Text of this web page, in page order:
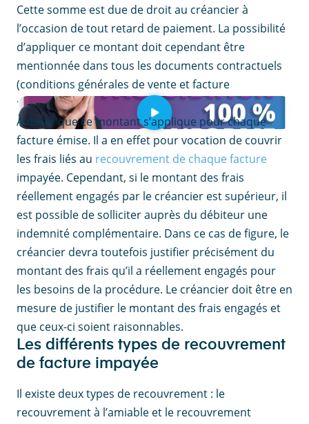
Cette somme est due de droit au créancier à
l’occasion de tout retard de paiement. La possibilité
d’appliquer ce montant doit cependant être
mentionnée dans tous les documents contractuels
(conditions générales de vente et facture
notamment).
À noter que ce montant s’applique pour chaque
facture émise. Il a en effet pour vocation de couvrir
les frais liés au recouvrement de chaque facture
impayée. Cependant, si le montant des frais
réellement engagés par le créancier est supérieur, il
est possible de solliciter auprès du débiteur une
indemnité complémentaire. Dans ce cas de figure, le
créancier devra toutefois justifier précisément du
montant des frais qu’il a réellement engagés pour
les besoins de la procédure. Le créancier doit être en
mesure de justifier le montant des frais engagés et
que ceux-ci soient raisonnables.
Les différents types de recouvrement
de facture impayée
Il existe deux types de recouvrement : le
recouvrement à l’amiable et le recouvrement